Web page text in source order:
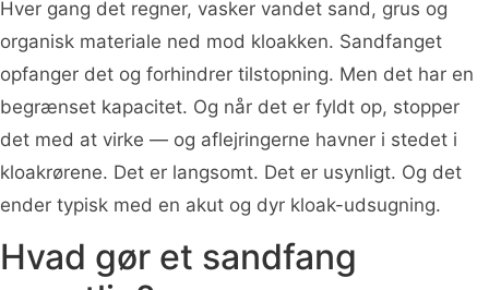
Hver gang det regner, vasker vandet sand, grus og
organisk materiale ned mod kloakken. Sandfanget
opfanger det og forhindrer tilstopning. Men det har en
begrænset kapacitet. Og når det er fyldt op, stopper
det med at virke — og aflejringerne havner i stedet i
kloakrørene. Det er langsomt. Det er usynligt. Og det
ender typisk med en akut og dyr kloak-udsugning.
Hvad gør et sandfang